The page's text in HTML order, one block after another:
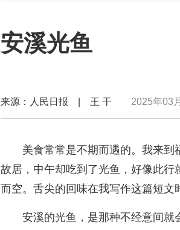
安溪光鱼
来源：人民日报 | 王 干 2025年03
美食常常是不期而遇的。我来
故居，中午却吃到了光鱼，好像此
而空。舌尖的回味在我写作这篇短文
安溪的光鱼，是那种不经意间